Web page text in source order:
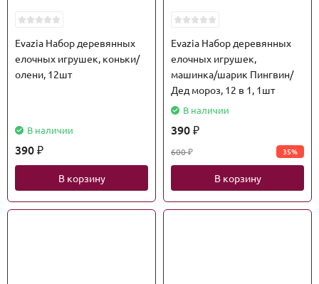
Evazia Набор деревянных
елочных игрушек, коньки/
олени, 12шт
В наличии
390 ₽
В корзину
Evazia Набор деревянных
елочных игрушек,
машинка/шарик Пингвин/
Дед мороз, 12 в 1, 1шт
В наличии
390 ₽
600₽ 35%
В корзину